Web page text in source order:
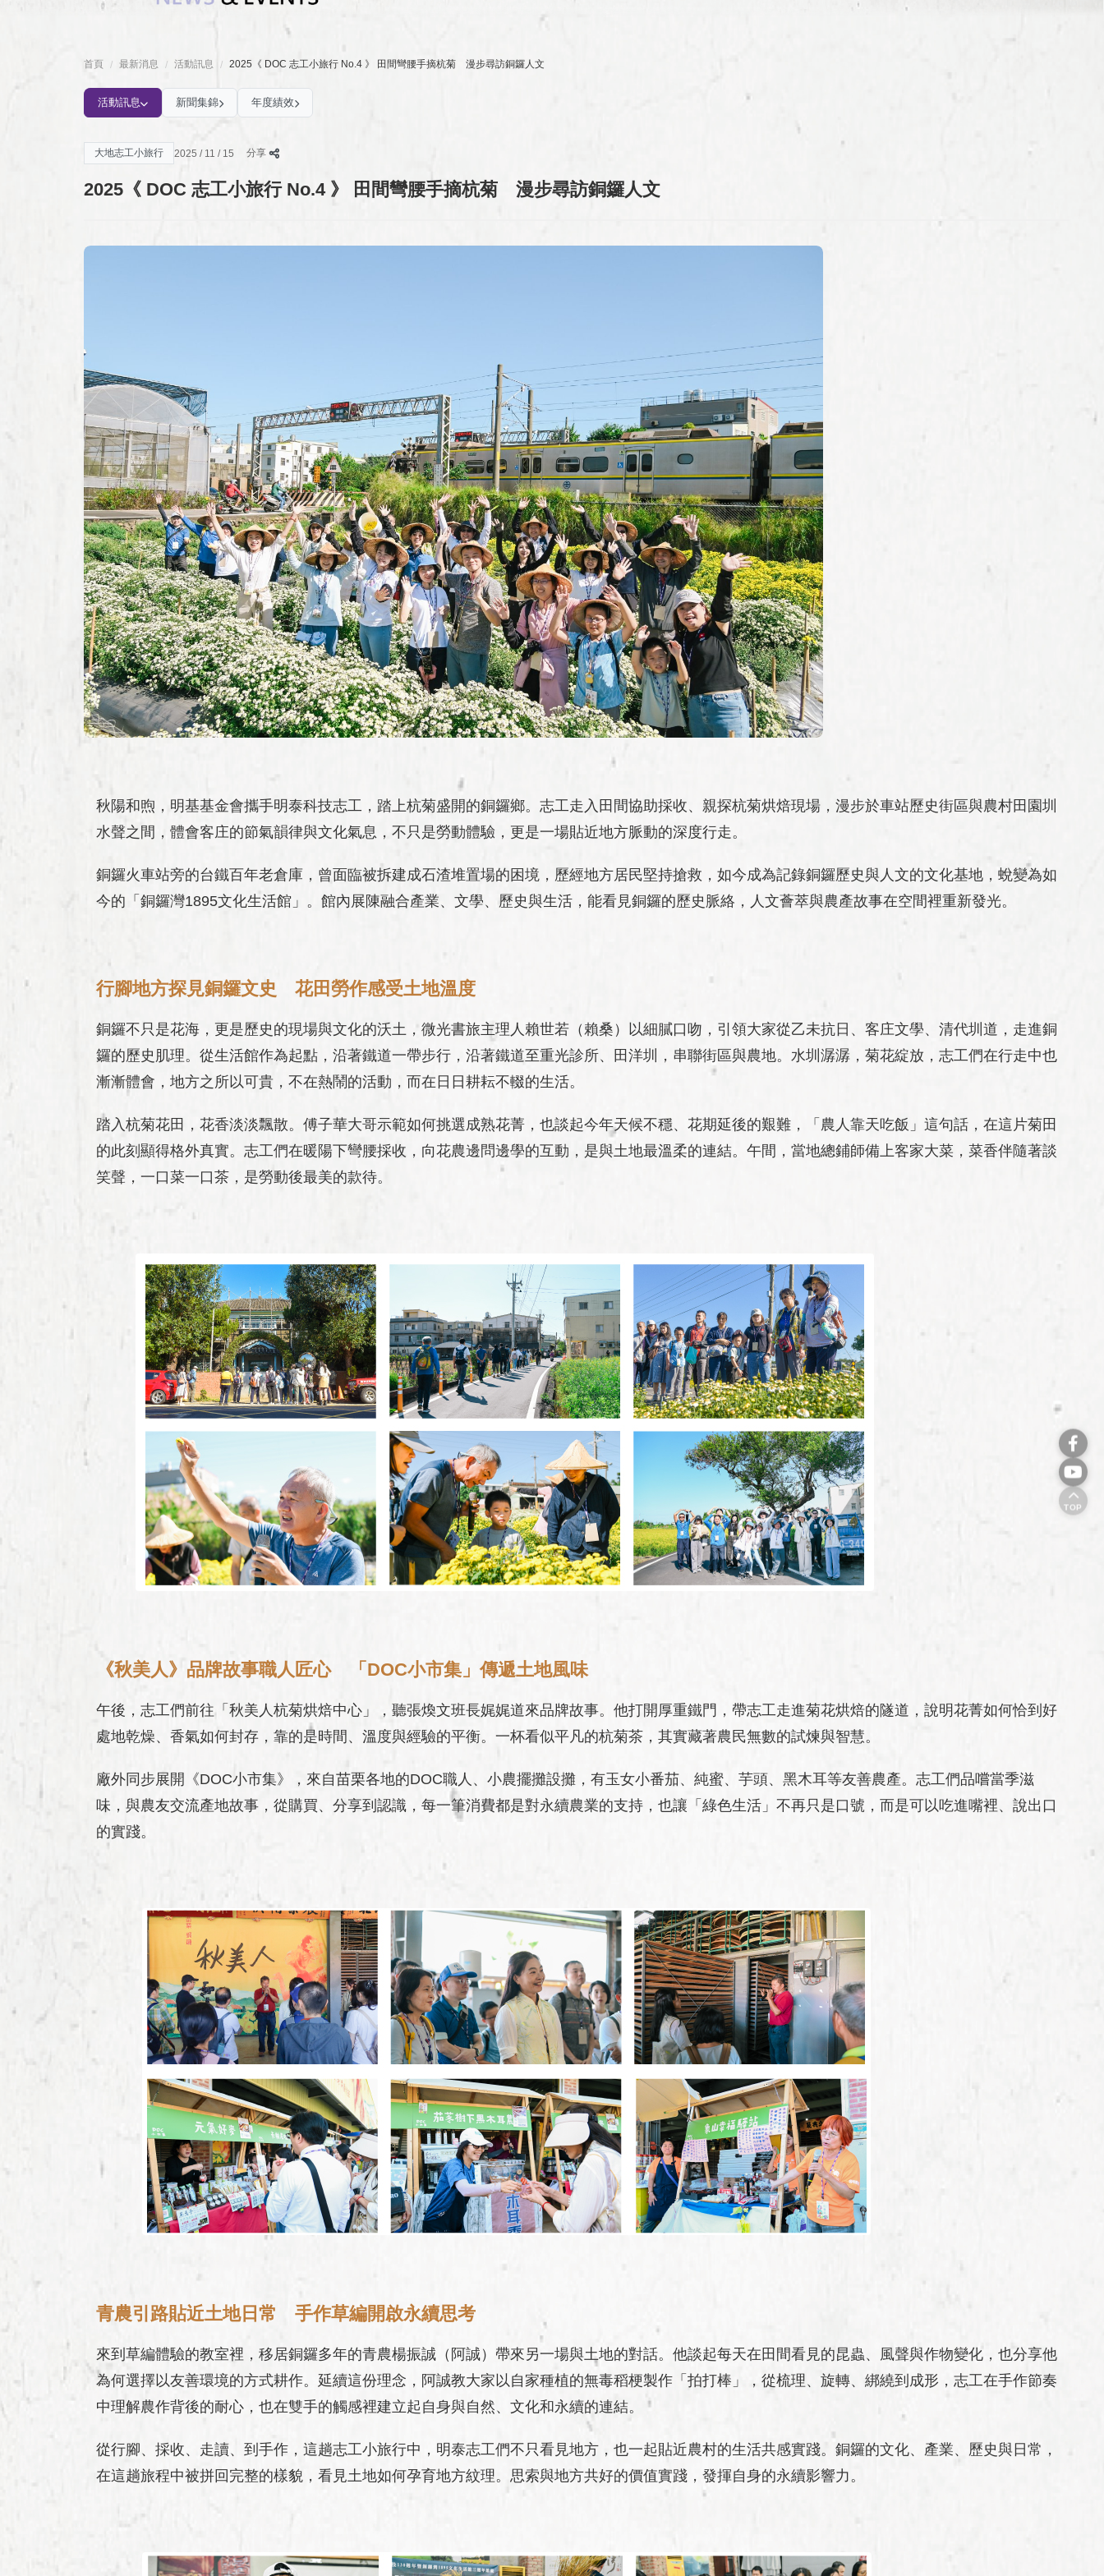
首頁 / 最新消息 / 活動訊息 / 2025《 DOC 志工小旅行 No.4 》 田間彎腰手摘杭菊 漫步尋訪銅鑼人文
活動訊息 新聞集錦 年度績效
大地志工小旅行 2025 / 11 / 15 分享
2025《 DOC 志工小旅行 No.4 》 田間彎腰手摘杭菊 漫步尋訪銅鑼人文
秋陽和煦，明基基金會攜手明泰科技志工，踏上杭菊盛開的銅鑼鄉。志工走入田間協助採收、親探杭菊烘焙現場，漫步於車站歷史街區與農村田園圳
水聲之間，體會客庄的節氣韻律與文化氣息，不只是勞動體驗，更是一場貼近地方脈動的深度行走。
銅鑼火車站旁的台鐵百年老倉庫，曾面臨被拆建成石渣堆置場的困境，歷經地方居民堅持搶救，如今成為記錄銅鑼歷史與人文的文化基地，蛻變為如
今的「銅鑼灣1895文化生活館」。館內展陳融合產業、文學、歷史與生活，能看見銅鑼的歷史脈絡，人文薈萃與農產故事在空間裡重新發光。
行腳地方探見銅鑼文史 花田勞作感受土地溫度
銅鑼不只是花海，更是歷史的現場與文化的沃土，微光書旅主理人賴世若（賴桑）以細膩口吻，引領大家從乙未抗日、客庄文學、清代圳道，走進銅
鑼的歷史肌理。從生活館作為起點，沿著鐵道一帶步行，沿著鐵道至重光診所、田洋圳，串聯街區與農地。水圳潺潺，菊花綻放，志工們在行走中也
漸漸體會，地方之所以可貴，不在熱鬧的活動，而在日日耕耘不輟的生活。
踏入杭菊花田，花香淡淡飄散。傅子華大哥示範如何挑選成熟花菁，也談起今年天候不穩、花期延後的艱難，「農人靠天吃飯」這句話，在這片菊田
的此刻顯得格外真實。志工們在暖陽下彎腰採收，向花農邊問邊學的互動，是與土地最溫柔的連結。午間，當地總鋪師備上客家大菜，菜香伴隨著談
笑聲，一口菜一口茶，是勞動後最美的款待。
《秋美人》品牌故事職人匠心 「DOC小市集」傳遞土地風味
午後，志工們前往「秋美人杭菊烘焙中心」，聽張煥文班長娓娓道來品牌故事。他打開厚重鐵門，帶志工走進菊花烘焙的隧道，說明花菁如何恰到好
處地乾燥、香氣如何封存，靠的是時間、溫度與經驗的平衡。一杯看似平凡的杭菊茶，其實藏著農民無數的試煉與智慧。
廠外同步展開《DOC小市集》，來自苗栗各地的DOC職人、小農擺攤設攤，有玉女小番茄、純蜜、芋頭、黑木耳等友善農產。志工們品嚐當季滋
味，與農友交流產地故事，從購買、分享到認識，每一筆消費都是對永續農業的支持，也讓「綠色生活」不再只是口號，而是可以吃進嘴裡、說出口
的實踐。
青農引路貼近土地日常 手作草編開啟永續思考
來到草編體驗的教室裡，移居銅鑼多年的青農楊振誠（阿誠）帶來另一場與土地的對話。他談起每天在田間看見的昆蟲、風聲與作物變化，也分享他
為何選擇以友善環境的方式耕作。延續這份理念，阿誠教大家以自家種植的無毒稻梗製作「拍打棒」，從梳理、旋轉、綁繞到成形，志工在手作節奏
中理解農作背後的耐心，也在雙手的觸感裡建立起自身與自然、文化和永續的連結。
從行腳、採收、走讀、到手作，這趟志工小旅行中，明泰志工們不只看見地方，也一起貼近農村的生活共感實踐。銅鑼的文化、產業、歷史與日常，
在這趟旅程中被拼回完整的樣貌，看見土地如何孕育地方紋理。思索與地方共好的價值實踐，發揮自身的永續影響力。
TOP